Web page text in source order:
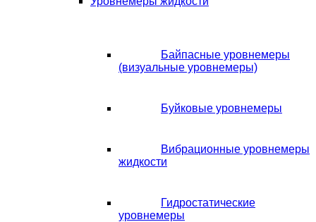
Байпасные уровнемеры
(визуальные уровнемеры)
Буйковые уровнемеры
Вибрационные уровнемеры
жидкости
Гидростатические
уровнемеры